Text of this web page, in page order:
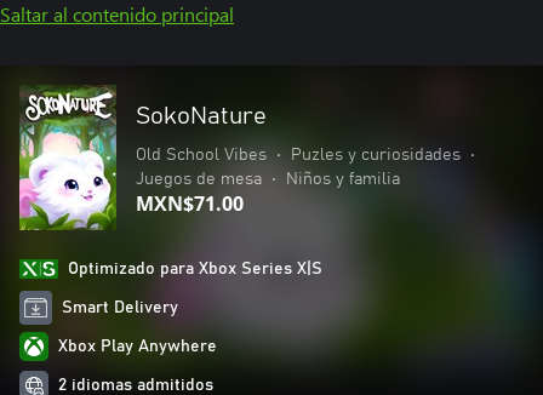
Saltar al contenido principal
SokoNature
Old School Vibes • Puzles y curiosidades
•
Juegos de mesa
• Niños y familia
MXN$71.00
Optimizado para Xbox Series X|S
Smart Delivery
Xbox Play Anywhere
2 idiomas admitidos